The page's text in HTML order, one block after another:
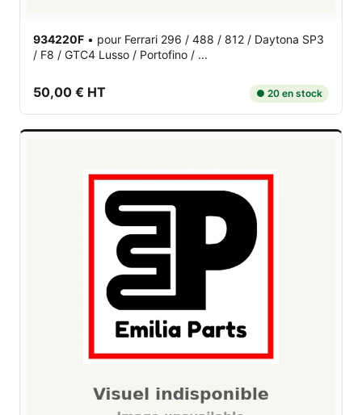
934220F • pour Ferrari 296 / 488 / 812 / Daytona SP3
/ F8 / GTC4 Lusso / Portofino / ...
50,00 € HT ● 20 en stock